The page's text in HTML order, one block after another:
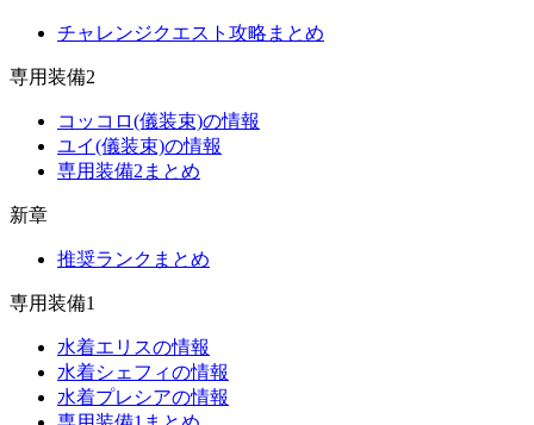
チャレンジクエスト攻略まとめ
専用装備2
コッコロ(儀装束)の情報
ユイ(儀装束)の情報
専用装備2まとめ
新章
推奨ランクまとめ
専用装備1
水着エリスの情報
水着シェフィの情報
水着プレシアの情報